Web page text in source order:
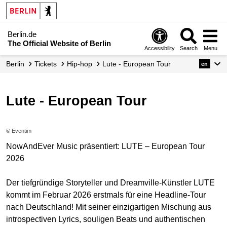
Berlin.de
The Official Website of Berlin
Accessibility Search Menu
Berlin Tickets Hip-hop Lute - European Tour en
Lute - European Tour
© Eventim
NowAndEver Music präsentiert: LUTE – European Tour
2026
Der tiefgründige Storyteller und Dreamville-Künstler LUTE
kommt im Februar 2026 erstmals für eine Headline-Tour
nach Deutschland! Mit seiner einzigartigen Mischung aus
introspectiven Lyrics, souligen Beats und authentischen